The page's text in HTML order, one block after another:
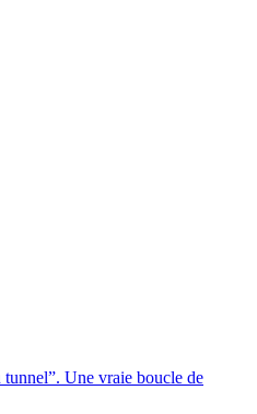
tunnel”. Une vraie boucle de